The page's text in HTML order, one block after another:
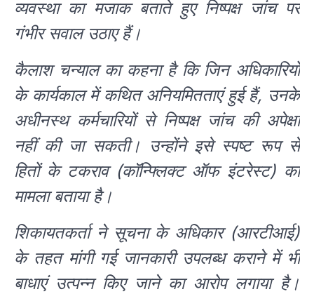
व्यवस्था का मजाक बताते हुए निष्पक्ष जांच पर
गंभीर सवाल उठाए हैं।
कैलाश चन्याल का कहना है कि जिन अधिकारियों
के कार्यकाल में कथित अनियमितताएं हुई हैं, उनके
अधीनस्थ कर्मचारियों से निष्पक्ष जांच की अपेक्षा
नहीं की जा सकती। उन्होंने इसे स्पष्ट रूप से
हितों के टकराव (कॉन्फ्लिक्ट ऑफ इंटरेस्ट) का
मामला बताया है।
शिकायतकर्ता ने सूचना के अधिकार (आरटीआई)
के तहत मांगी गई जानकारी उपलब्ध कराने में भी
बाधाएं उत्पन्न किए जाने का आरोप लगाया है।